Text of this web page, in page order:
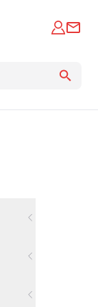
21 Temmuz 2024